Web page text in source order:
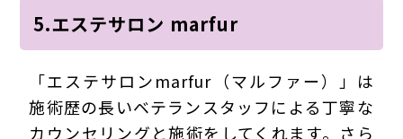
5.エステサロン marfur
「エステサロンmarfur（マルファー）」は
施術歴の長いベテランスタッフによる丁寧な
カウンセリングと施術をしてくれます。さら